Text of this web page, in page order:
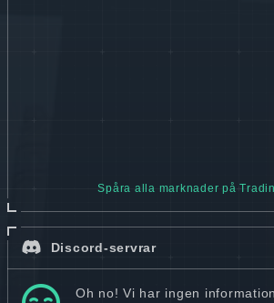
Spåra alla marknader på
Discord-servrar
Oh no! Vi har ingen